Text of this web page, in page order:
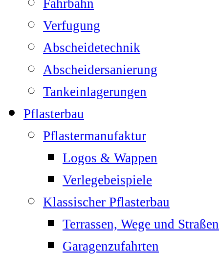
Fahrbahn
Verfugung
Abscheidetechnik
Abscheidersanierung
Tankeinlagerungen
Pflasterbau
Pflastermanufaktur
Logos & Wappen
Verlegebeispiele
Klassischer Pflasterbau
Terrassen, Wege und Straßen
Garagenzufahrten